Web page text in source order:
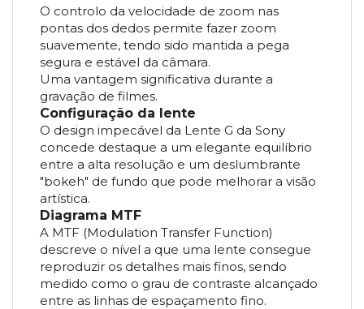
O controlo da velocidade de zoom nas
pontas dos dedos permite fazer zoom
suavemente, tendo sido mantida a pega
segura e estável da câmara.
Uma vantagem significativa durante a
gravação de filmes.
Configuração da lente
O design impecável da Lente G da Sony
concede destaque a um elegante equilíbrio
entre a alta resolução e um deslumbrante
"bokeh" de fundo que pode melhorar a visão
artística.
Diagrama MTF
A MTF (Modulation Transfer Function)
descreve o nível a que uma lente consegue
reproduzir os detalhes mais finos, sendo
medido como o grau de contraste alcançado
entre as linhas de espaçamento fino.